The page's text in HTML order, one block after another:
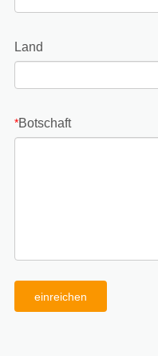
Land
*Botschaft
einreichen